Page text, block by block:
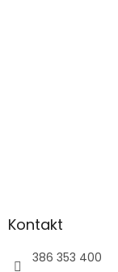
Kontakt
386 353 400